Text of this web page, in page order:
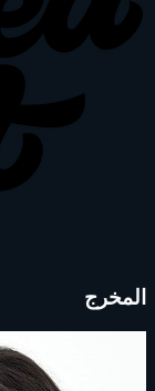
المخرج